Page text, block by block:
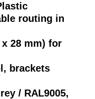
routing in
28 mm) for
brackets
/ RAL9005,